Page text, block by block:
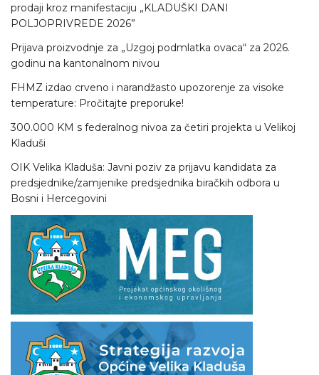
prodaji kroz manifestaciju „KLADUŠKI DANI
POLJOPRIVREDE 2026”
Prijava proizvodnje za „Uzgoj podmlatka ovaca“ za 2026.
godinu na kantonalnom nivou
FHMZ izdao crveno i narandžasto upozorenje za visoke
temperature: Pročitajte preporuke!
300.000 KM s federalnog nivoa za četiri projekta u Velikoj
Kladuši
OIK Velika Kladuša: Javni poziv za prijavu kandidata za
predsjednike/zamjenike predsjednika biračkih odbora u
Bosni i Hercegovini